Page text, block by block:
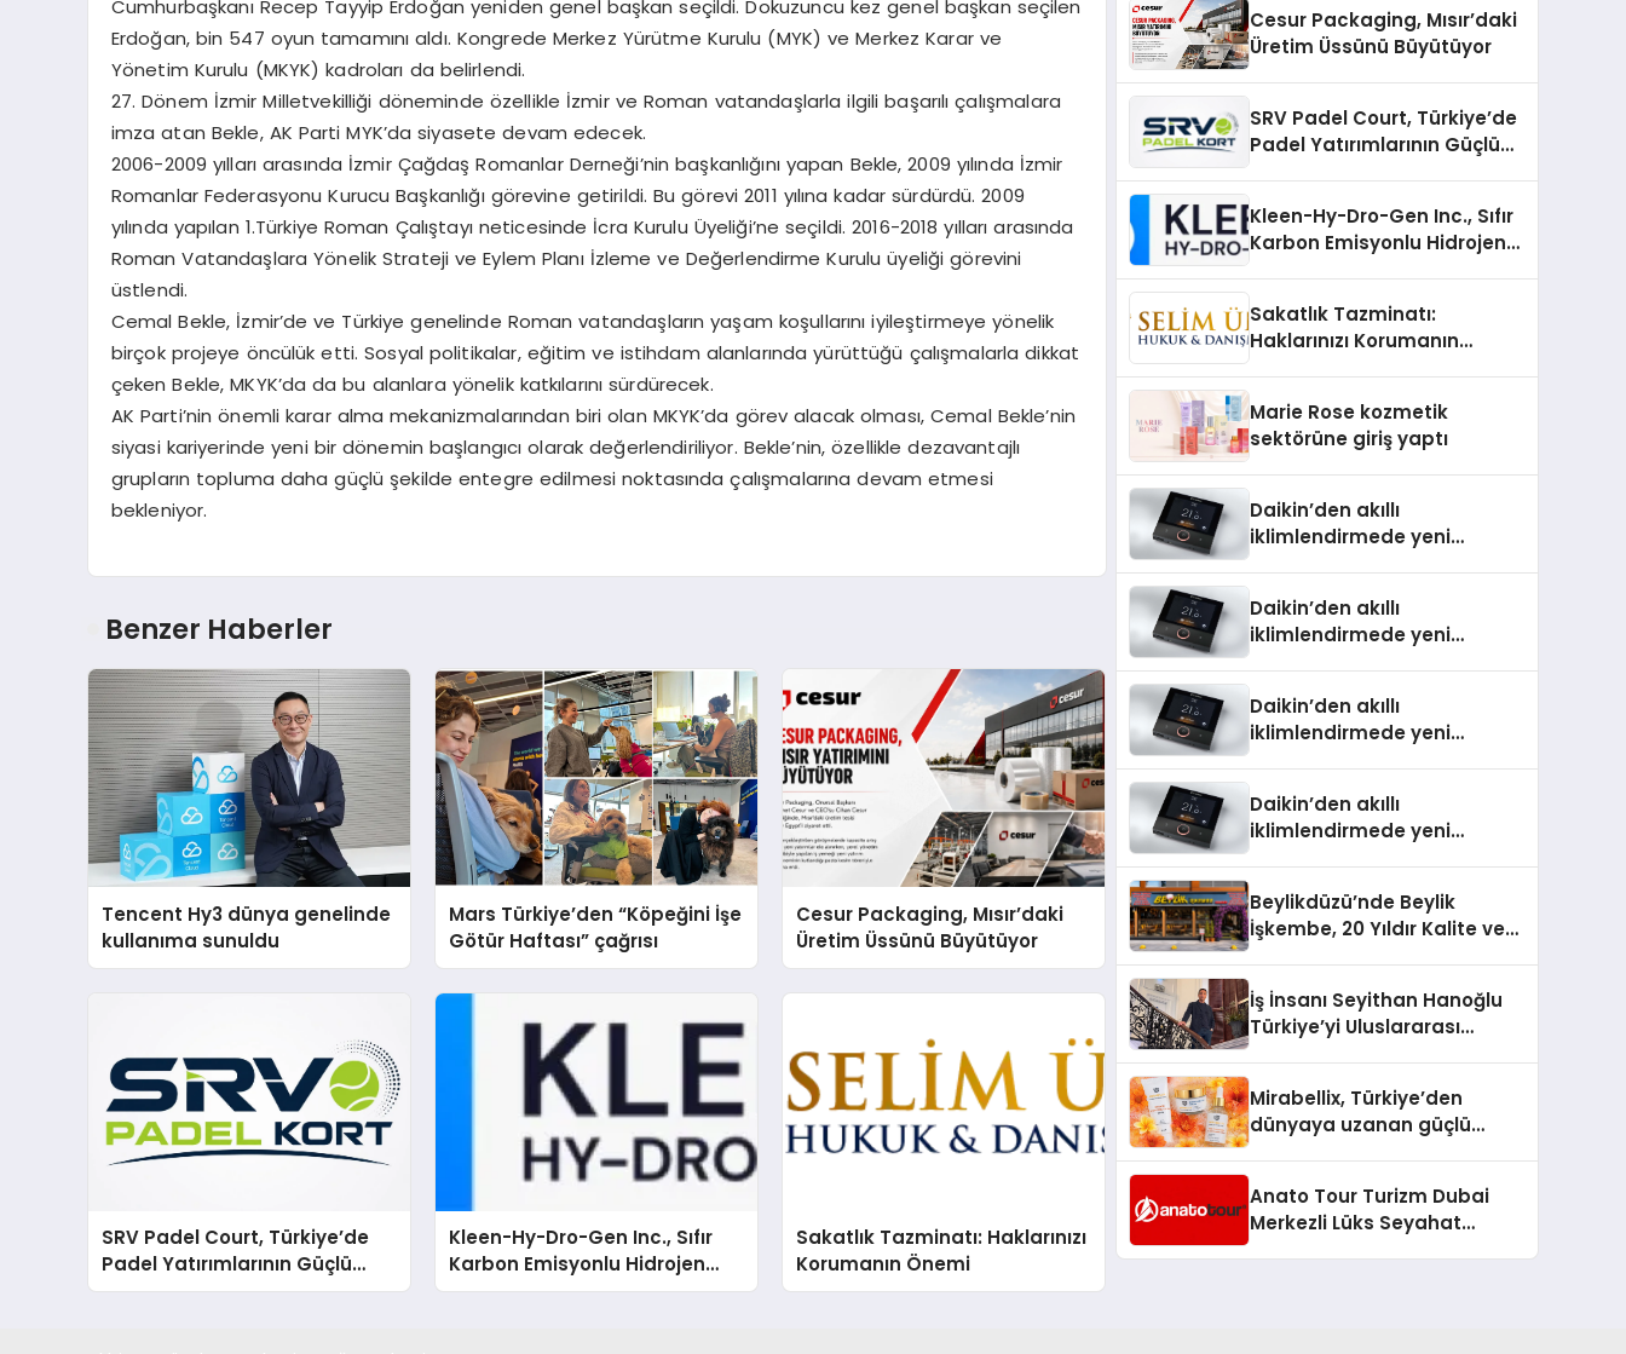
Cumhurbaşkanı Recep Tayyip Erdoğan yeniden genel başkan seçildi. Dokuzuncu kez genel başkan seçilen
Erdoğan, bin 547 oyun tamamını aldı. Kongrede Merkez Yürütme Kurulu (MYK) ve Merkez Karar ve
Yönetim Kurulu (MKYK) kadroları da belirlendi.
27. Dönem İzmir Milletvekilliği döneminde özellikle İzmir ve Roman vatandaşlarla ilgili başarılı çalışmalara
imza atan Bekle, AK Parti MYK’da siyasete devam edecek.
2006-2009 yılları arasında İzmir Çağdaş Romanlar Derneği’nin başkanlığını yapan Bekle, 2009 yılında İzmir
Romanlar Federasyonu Kurucu Başkanlığı görevine getirildi. Bu görevi 2011 yılına kadar sürdürdü. 2009
yılında yapılan 1.Türkiye Roman Çalıştayı neticesinde İcra Kurulu Üyeliği’ne seçildi. 2016-2018 yılları arasında
Roman Vatandaşlara Yönelik Strateji ve Eylem Planı İzleme ve Değerlendirme Kurulu üyeliği görevini
üstlendi.
Cemal Bekle, İzmir’de ve Türkiye genelinde Roman vatandaşların yaşam koşullarını iyileştirmeye yönelik
birçok projeye öncülük etti. Sosyal politikalar, eğitim ve istihdam alanlarında yürüttüğü çalışmalarla dikkat
çeken Bekle, MKYK’da da bu alanlara yönelik katkılarını sürdürecek.
AK Parti’nin önemli karar alma mekanizmalarından biri olan MKYK’da görev alacak olması, Cemal Bekle’nin
siyasi kariyerinde yeni bir dönemin başlangıcı olarak değerlendiriliyor. Bekle’nin, özellikle dezavantajlı
grupların topluma daha güçlü şekilde entegre edilmesi noktasında çalışmalarına devam etmesi
bekleniyor.
Benzer Haberler
Tencent Hy3 dünya genelinde
kullanıma sunuldu
Mars Türkiye’den “Köpeğini İşe
Götür Haftası” çağrısı
Cesur Packaging, Mısır’daki
Üretim Üssünü Büyütüyor
SRV Padel Court, Türkiye’de
Padel Yatırımlarının Güçlü
Markası Olmayı Sürdürüyor
Kleen-Hy-Dro-Gen Inc., Sıfır
Karbon Emisyonlu Hidrojen
Isıtma Teknolojisinde ISO ve
Sakatlık Tazminatı: Haklarınızı
Korumanın Önemi
Cesur Packaging, Mısır’daki
Üretim Üssünü Büyütüyor
SRV Padel Court, Türkiye’de
Padel Yatırımlarının Güçlü
Kleen-Hy-Dro-Gen Inc., Sıfır
Karbon Emisyonlu Hidrojen
Aldı
Sakatlık Tazminatı:
Haklarınızı Korumanın
Marie Rose kozmetik
sektörüne giriş yaptı
Daikin’den akıllı
iklimlendirmede yeni
Daikin’den akıllı
iklimlendirmede yeni
Daikin’den akıllı
iklimlendirmede yeni
Daikin’den akıllı
iklimlendirmede yeni
Beylikdüzü’nde Beylik
İşkembe, 20 Yıldır Kalite ve
İş İnsanı Seyithan Hanoğlu
Türkiye’yi Uluslararası
Mirabellix, Türkiye’den
dünyaya uzanan güçlü
Anato Tour Turizm Dubai
Merkezli Lüks Seyahat